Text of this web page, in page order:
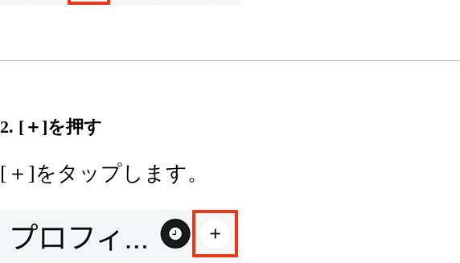
2. [＋]を押す
[＋]をタップします。